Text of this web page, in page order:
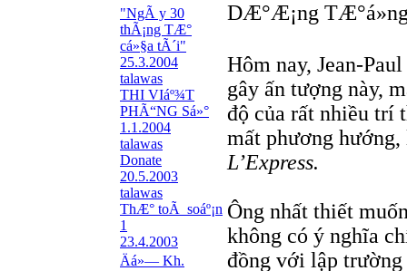
"NgÃ y 30
thÃ¡ng TÆ°
cá»§a tÃ´i"
25.3.2004
talawas
THI VIáº¾T
PHÃ“NG Sá»°
1.1.2004
talawas
Donate
20.5.2003
talawas
ThÆ° toÃ soáº¡n
1
23.4.2003
Äá»— Kh.
DÆ°Æ¡ng
Hôm nay, Jean-
gây ấn tượng này,
độ của rất nhiều trí
mất phương hướng,
L’Express.
Ông nhất thiết
không có ý nghĩa
đồng với lập trường